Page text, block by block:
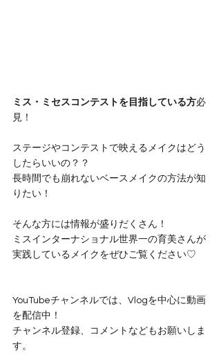
ミス・ミセスコンテストを目指している方必
見！
ステージやコンテストで映えるメイクはどう
したらいいの？？
長時間でも崩れないベースメイクの方法が知
りたい！
そんな方には情報が盛りだくさん！
ミスインターナショナル世界一の育美さんが
実践しているメイクをぜひご覧ください♡
YouTubeチャンネルでは、Vlogを中心に動画
を配信中！
チャンネル登録、コメントなどもお願いしま
す。